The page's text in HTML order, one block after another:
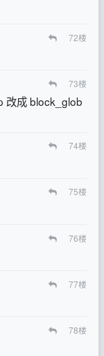
72楼
73楼
改成 block_glob
74楼
75楼
76楼
77楼
78楼